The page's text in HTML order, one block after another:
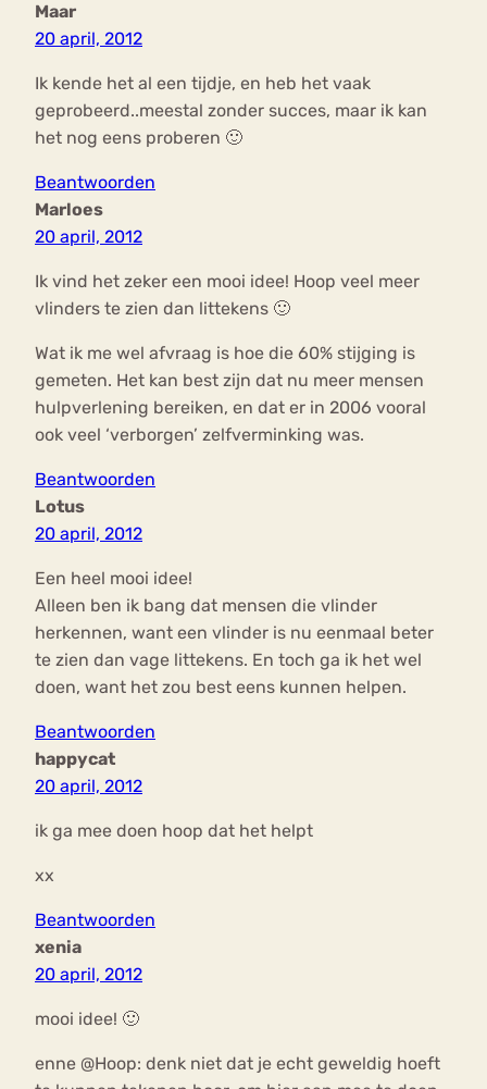
Maar
20 april, 2012
Ik kende het al een tijdje, en heb het vaak
geprobeerd..meestal zonder succes, maar ik kan
het nog eens proberen 🙂
Beantwoorden
Marloes
20 april, 2012
Ik vind het zeker een mooi idee! Hoop veel meer
vlinders te zien dan littekens 🙂
Wat ik me wel afvraag is hoe die 60% stijging is
gemeten. Het kan best zijn dat nu meer mensen
hulpverlening bereiken, en dat er in 2006 vooral
ook veel ‘verborgen’ zelfverminking was.
Beantwoorden
Lotus
20 april, 2012
Een heel mooi idee!
Alleen ben ik bang dat mensen die vlinder
herkennen, want een vlinder is nu eenmaal beter
te zien dan vage littekens. En toch ga ik het wel
doen, want het zou best eens kunnen helpen.
Beantwoorden
happycat
20 april, 2012
ik ga mee doen hoop dat het helpt
xx
Beantwoorden
xenia
20 april, 2012
mooi idee! 🙂
enne @Hoop: denk niet dat je echt geweldig hoeft